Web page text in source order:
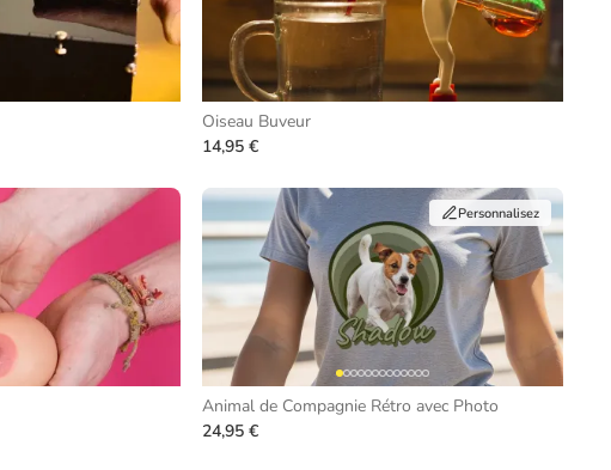
Oiseau Buveur
14,95 €
Personnalisez
Animal de Compagnie Rétro avec Photo
24,95 €